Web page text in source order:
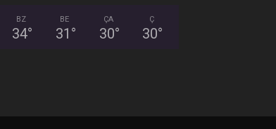
BZ
34°
BE
31 °
ÇA
30°
Ç
30°